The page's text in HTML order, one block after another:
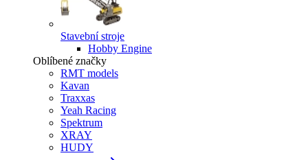
Stavební stroje
Hobby Engine
Oblíbené značky
RMT models
Kavan
Traxxas
Yeah Racing
Spektrum
XRAY
HUDY